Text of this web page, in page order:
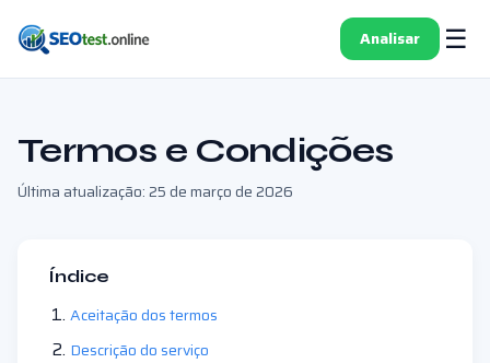
Analisar ☰
Termos e Condições
Última atualização: 25 de março de 2026
Índice
Aceitação dos termos
Descrição do serviço